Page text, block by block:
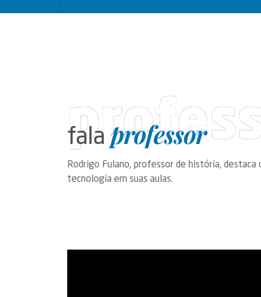
fala professor
Rodrigo Fulano, professor de história, destaca
tecnologia em suas aulas.